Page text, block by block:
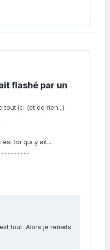
flashé par un
tout ici (et de rien...)
toi qui y'ait...
tout. Alors je remets